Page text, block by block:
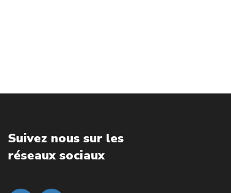
Suivez nous sur les
réseaux sociaux